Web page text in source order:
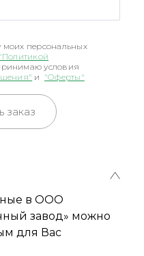
моих персональных
"Политикой
условия
и "Оферты"
заказ
в ООО
завод» можно
для Вас